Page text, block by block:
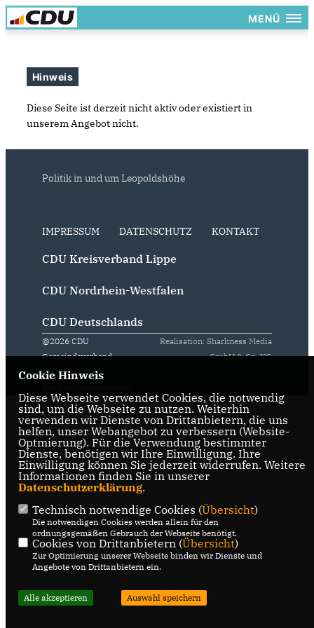
MENÜ
Hinweis
Diese Seite ist derzeit nicht aktiv oder existiert in
unserem Angebot nicht.
Politik in und um Leopoldshöhe
IMPRESSUM DATENSCHUTZ KONTAKT
CDU Kreisverband Lippe
CDU Nordrhein-Westfalen
CDU Deutschlands
@2026 CDU
Gemeindeverband
Leopoldshöhe
Realisation: Sharkness Media
GmbH & Co. KG
Cookie Hinweis
Diese Webseite verwendet Cookies, die notwendig
sind, um die Webseite zu nutzen. Weiterhin
verwenden wir Dienste von Drittanbietern, die uns
helfen, unser Webangebot zu verbessern (Website-
Optmierung). Für die Verwendung bestimmter
Dienste, benötigen wir Ihre Einwilligung. Ihre
Einwilligung können Sie jederzeit widerrufen. Weitere
Informationen finden Sie in unserer
Datenschutzerklärung.
Technisch notwendige Cookies (Übersicht)
Die notwendigen Cookies werden allein für den
ordnungsgemäßen Gebrauch der Webseite benötigt.
Cookies von Drittanbietern (Übersicht)
Zur Optimierung unserer Webseite binden wir Dienste und
Angebote von Drittanbietern ein.
Alle akzeptieren Auswahl speichern